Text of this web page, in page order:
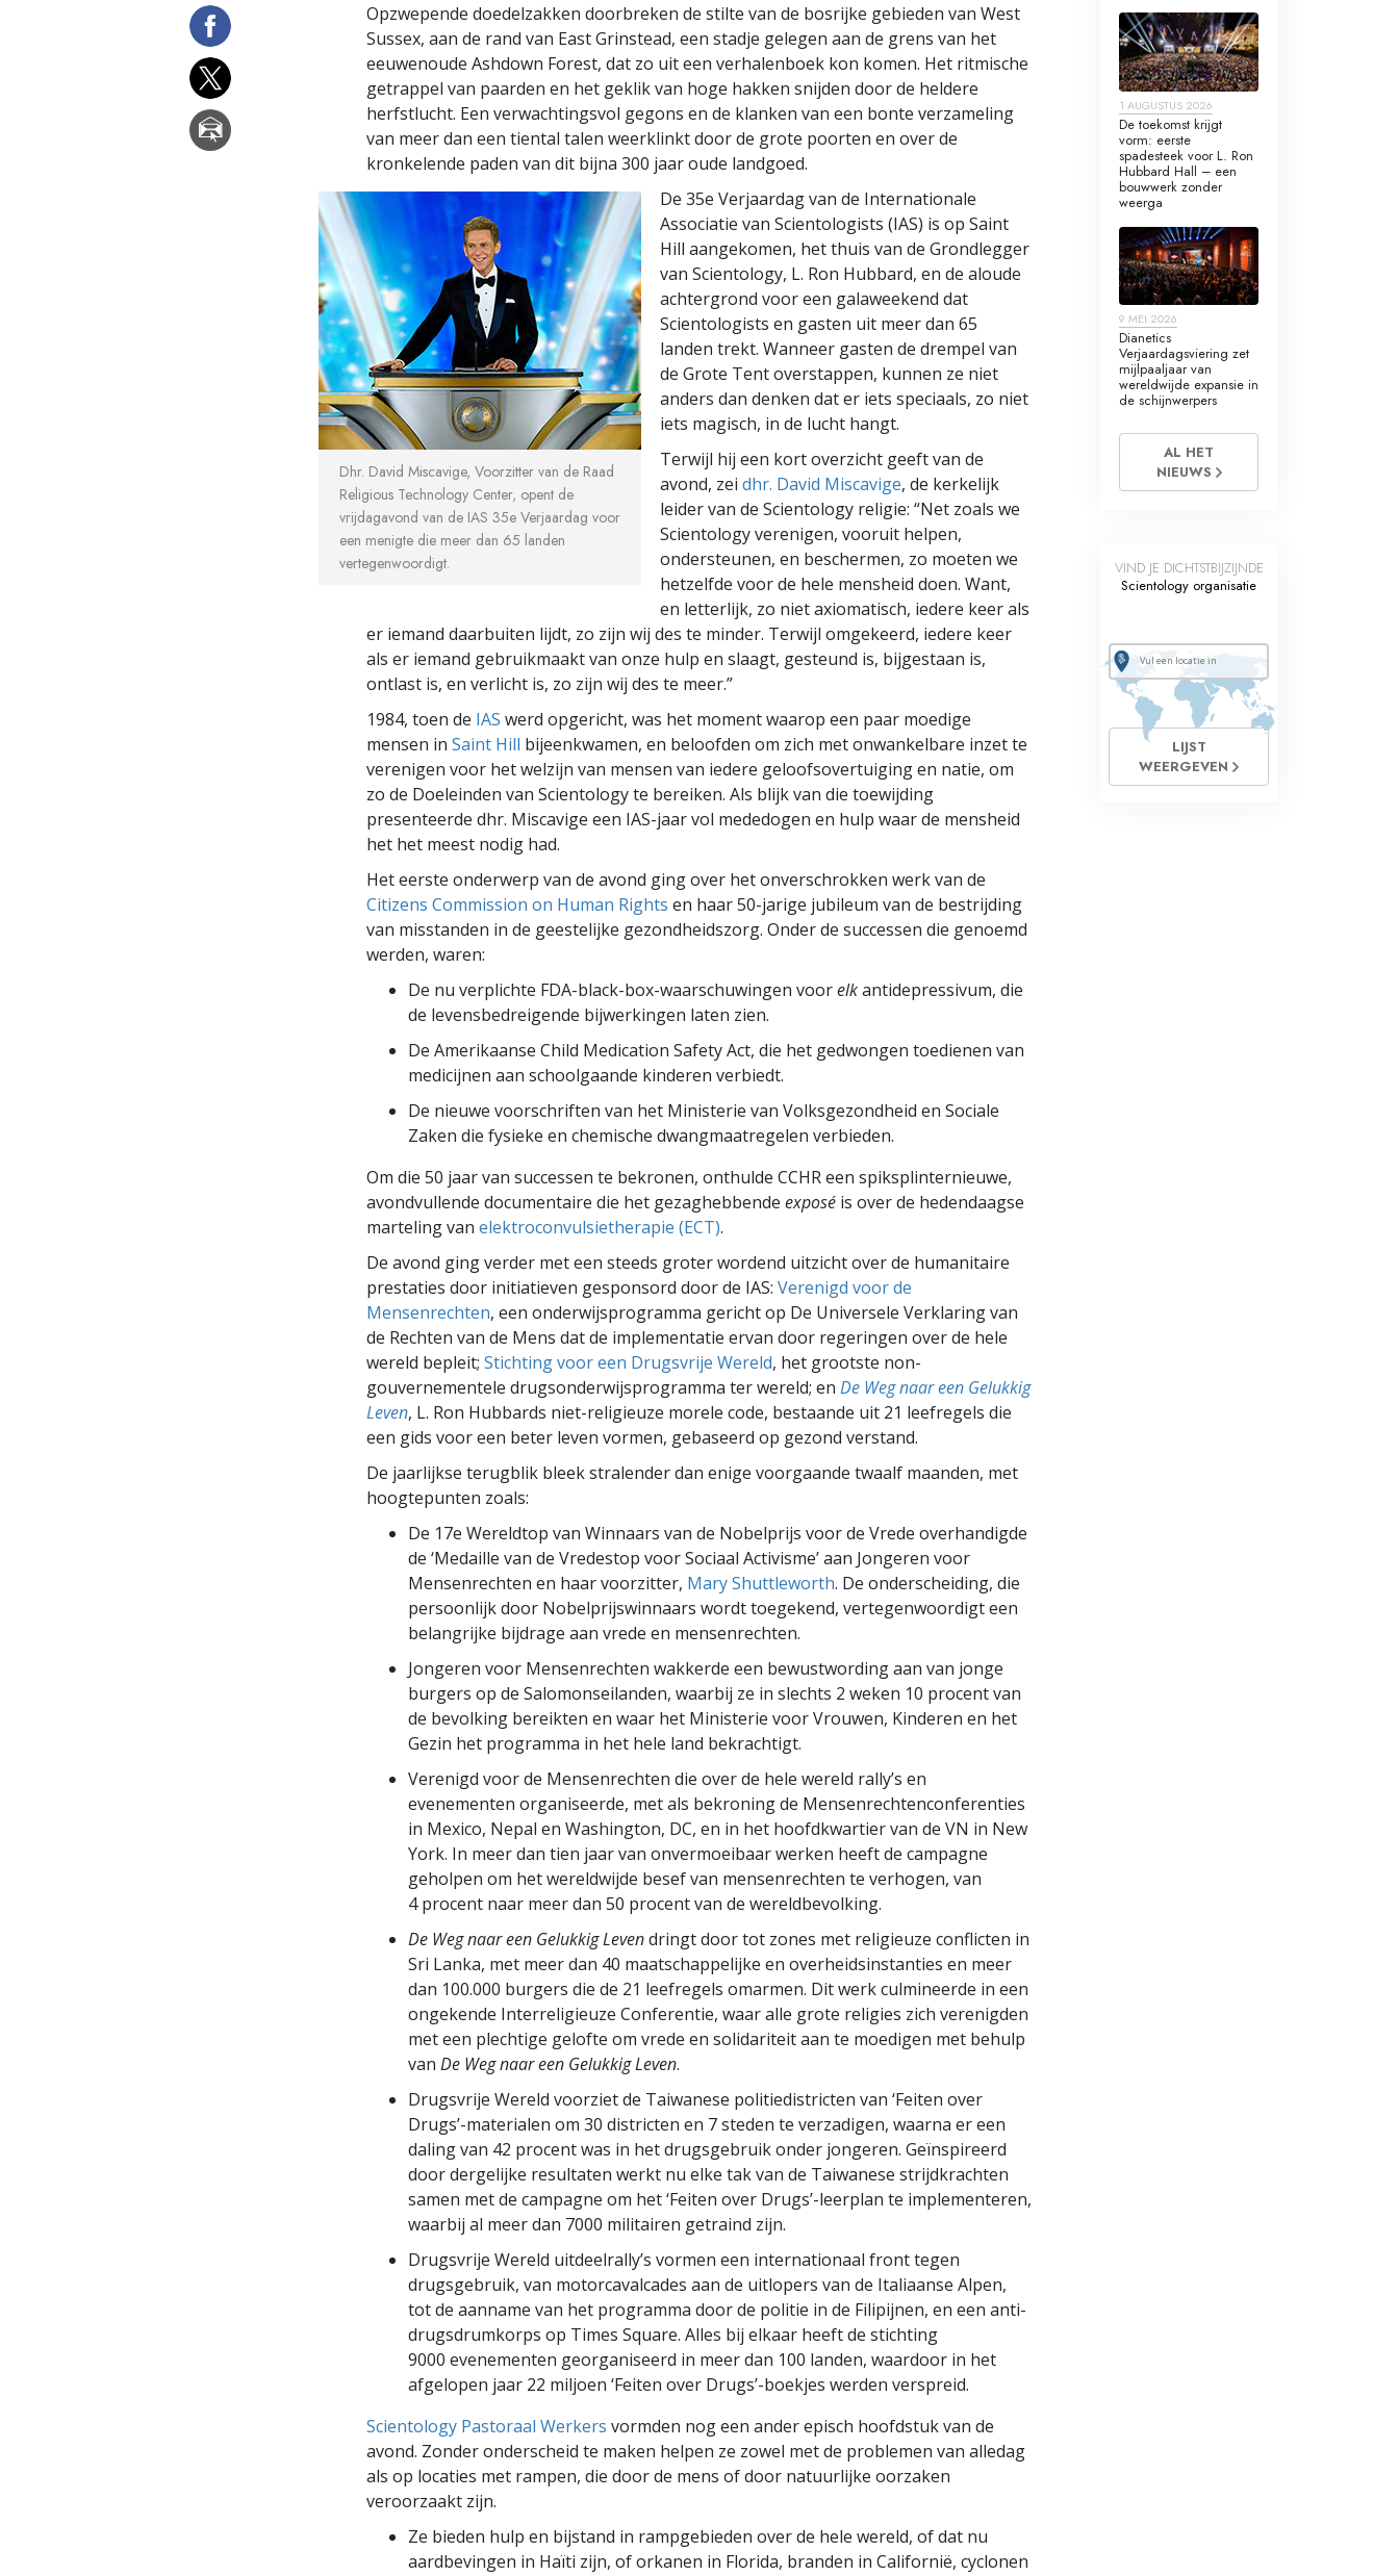
Opzwepende doedelzakken doorbreken de stilte van de bosrijke gebieden van West
Sussex, aan de rand van East Grinstead, een stadje gelegen aan de grens van het
eeuwenoude Ashdown Forest, dat zo uit een verhalenboek kon komen. Het ritmische
getrappel van paarden en het geklik van hoge hakken snijden door de heldere
herfstlucht. Een verwachtingsvol gegons en de klanken van een bonte verzameling
van meer dan een tiental talen weerklinkt door de grote poorten en over de
kronkelende paden van dit bijna 300 jaar oude landgoed.
Dhr. David Miscavige, Voorzitter van de Raad
Religious Technology Center, opent de
vrijdagavond van de IAS 35e Verjaardag voor
een menigte die meer dan 65 landen
vertegenwoordigt.
De 35e Verjaardag van de Internationale
Associatie van Scientologists (IAS) is op Saint
Hill aangekomen, het thuis van de Grondlegger
van Scientology, L. Ron Hubbard, en de aloude
achtergrond voor een galaweekend dat
Scientologists en gasten uit meer dan 65
landen trekt. Wanneer gasten de drempel van
de Grote Tent overstappen, kunnen ze niet
anders dan denken dat er iets speciaals, zo niet
iets magisch, in de lucht hangt.
Terwijl hij een kort overzicht geeft van de
avond, zei dhr. David Miscavige, de kerkelijk
leider van de Scientology religie: “Net zoals we
Scientology verenigen, vooruit helpen,
ondersteunen, en beschermen, zo moeten we
hetzelfde voor de hele mensheid doen. Want,
en letterlijk, zo niet axiomatisch, iedere keer als
er iemand daarbuiten lijdt, zo zijn wij des te minder. Terwijl omgekeerd, iedere keer
als er iemand gebruikmaakt van onze hulp en slaagt, gesteund is, bijgestaan is,
ontlast is, en verlicht is, zo zijn wij des te meer.”
1984, toen de IAS werd opgericht, was het moment waarop een paar moedige
mensen in Saint Hill bijeenkwamen, en beloofden om zich met onwankelbare inzet te
verenigen voor het welzijn van mensen van iedere geloofsovertuiging en natie, om
zo de Doeleinden van Scientology te bereiken. Als blijk van die toewijding
presenteerde dhr. Miscavige een IAS-jaar vol mededogen en hulp waar de mensheid
het het meest nodig had.
Het eerste onderwerp van de avond ging over het onverschrokken werk van de
Citizens Commission on Human Rights en haar 50-jarige jubileum van de bestrijding
van misstanden in de geestelijke gezondheidszorg. Onder de successen die genoemd
werden, waren:
De nu verplichte FDA-black-box-waarschuwingen voorelkantidepressivum, die
de levensbedreigende bijwerkingen laten zien.
De Amerikaanse Child Medication Safety Act, die het gedwongen toedienen van
medicijnen aan schoolgaande kinderen verbiedt.
De nieuwe voorschriften van het Ministerie van Volksgezondheid en Sociale
Zaken die fysieke en chemische dwangmaatregelen verbieden.
Om die 50 jaar van successen te bekronen, onthulde CCHR een spiksplinternieuwe,
avondvullende documentaire die het gezaghebbende exposé is over de hedendaagse
marteling van elektroconvulsietherapie (ECT).
De avond ging verder met een steeds groter wordend uitzicht over de humanitaire
prestaties door initiatieven gesponsord door de IAS: Verenigd voor de
Mensenrechten, een onderwijsprogramma gericht op De Universele Verklaring van
de Rechten van de Mens dat de implementatie ervan door regeringen over de hele
wereld bepleit; Stichting voor een Drugsvrije Wereld, het grootste non-
gouvernementele drugsonderwijsprogramma ter wereld; en De Weg naar een Gelukkig
Leven, L. Ron Hubbards niet-religieuze morele code, bestaande uit 21 leefregels die
een gids voor een beter leven vormen, gebaseerd op gezond verstand.
De jaarlijkse terugblik bleek stralender dan enige voorgaande twaalf maanden, met
hoogtepunten zoals:
De 17e Wereldtop van Winnaars van de Nobelprijs voor de Vrede overhandigde
de ‘Medaille van de Vredestop voor Sociaal Activisme’ aan Jongeren voor
Mensenrechten en haar voorzitter, Mary Shuttleworth. De onderscheiding, die
persoonlijk door Nobelprijswinnaars wordt toegekend, vertegenwoordigt een
belangrijke bijdrage aan vrede en mensenrechten.
Jongeren voor Mensenrechten wakkerde een bewustwording aan van jonge
burgers op de Salomonseilanden, waarbij ze in slechts 2 weken 10 procent van
de bevolking bereikten en waar het Ministerie voor Vrouwen, Kinderen en het
Gezin het programma in het hele land bekrachtigt.
Verenigd voor de Mensenrechten die over de hele wereld rally’s en
evenementen organiseerde, met als bekroning de Mensenrechtenconferenties
in Mexico, Nepal en Washington, DC, en in het hoofdkwartier van de VN in New
York. In meer dan tien jaar van onvermoeibaar werken heeft de campagne
geholpen om het wereldwijde besef van mensenrechten te verhogen, van
4 procent naar meer dan 50 procent van de wereldbevolking.
De Weg naar een Gelukkig Levendringt door tot zones met religieuze conflicten in
Sri Lanka, met meer dan 40 maatschappelijke en overheidsinstanties en meer
dan 100.000 burgers die de 21 leefregels omarmen. Dit werk culmineerde in een
ongekende Interreligieuze Conferentie, waar alle grote religies zich verenigden
met een plechtige gelofte om vrede en solidariteit aan te moedigen met behulp
van De Weg naar een Gelukkig Leven.
Drugsvrije Wereld voorziet de Taiwanese politiedistricten van ‘Feiten over
Drugs’-materialen om 30 districten en 7 steden te verzadigen, waarna er een
daling van 42 procent was in het drugsgebruik onder jongeren. Geïnspireerd
door dergelijke resultaten werkt nu elke tak van de Taiwanese strijdkrachten
samen met de campagne om het ‘Feiten over Drugs’-leerplan te implementeren,
waarbij al meer dan 7000 militairen getraind zijn.
Drugsvrije Wereld uitdeelrally’s vormen een internationaal front tegen
drugsgebruik, van motorcavalcades aan de uitlopers van de Italiaanse Alpen,
tot de aanname van het programma door de politie in de Filipijnen, en een anti-
drugsdrumkorps op Times Square. Alles bij elkaar heeft de stichting
9000 evenementen georganiseerd in meer dan 100 landen, waardoor in het
afgelopen jaar 22 miljoen ‘Feiten over Drugs’-boekjes werden verspreid.
Scientology Pastoraal Werkers vormden nog een ander episch hoofdstuk van de
avond. Zonder onderscheid te maken helpen ze zowel met de problemen van alledag
als op locaties met rampen, die door de mens of door natuurlijke oorzaken
veroorzaakt zijn.
Ze bieden hulp en bijstand in rampgebieden over de hele wereld, of dat nu
aardbevingen in Haïti zijn, of orkanen in Florida, branden in Californië, cyclonen
1 AUGUSTUS 2026
De toekomst krijgt
vorm: eerste
spadesteek voor L. Ron
Hubbard Hall – een
bouwwerk zonder
weerga
9 MEI 2026
Dianetics
Verjaardagsviering zet
mijlpaaljaar van
wereldwijde expansie in
de schijnwerpers
AL HET
NIEUWS
VIND JE DICHTSTBIJZIJNDE
Scientology organisatie
LIJST
WEERGEVEN